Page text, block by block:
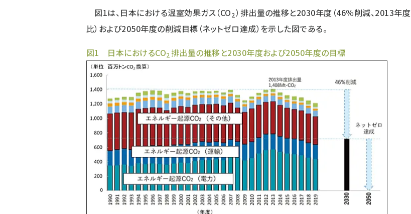
図1は、日本における温室効果ガス（CO2）排出量の推移と2030年度（46％削減、2013年度
比）および2050年度の削減目標（ネットゼロ達成）を示した図である。
図1 ⽇本におけるCO2 排出量の推移と2030年度および2050年度の⽬標